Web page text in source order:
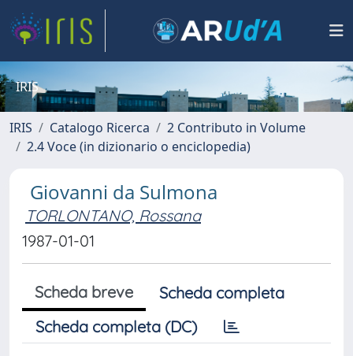
IRIS
IRIS Catalogo Ricerca
2 Contributo in Volume
2.4 Voce (in dizionario o enciclopedia)
Giovanni da Sulmona
TORLONTANO, Rossana
1987-01-01
Scheda breve
Scheda completa
Scheda completa (DC)